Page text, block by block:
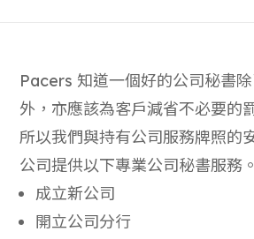
Pacers 知道一個好的公司秘書
外，亦應該為客戶減省不必要的
所以我們與持有公司服務牌照的
公司提供以下專業公司秘書服務。
成立新公司
開立公司分行